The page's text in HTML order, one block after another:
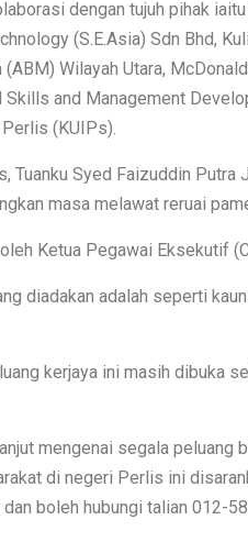
dengan tujuh pihak
(S.E.Asia) Sdn Bhd,
(ABM) Wilayah Utara,
Skills and Management
(KUIPs).
Tuanku Syed Faizuddin
masa melawat reruai
Ketua Pegawai Eksekutif
diadakan adalah seperti
kerjaya ini masih dibuka
mengenai segala peluang
di negeri Perlis ini
boleh hubungi talian 012-